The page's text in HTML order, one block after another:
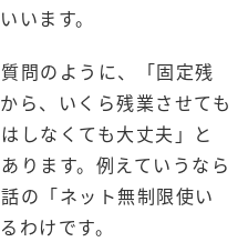
います。
問のように、「固定残
ら、いくら残業させても
しなくても大丈夫」と
ります。例えていうなら
の「ネット無制限使い
わけです。